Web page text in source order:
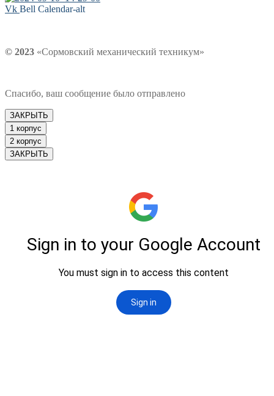
Vk Bell Calendar-alt
© 2023 «Сормовский механический техникум»
Спасибо, ваш сообщение было отправлено
ЗАКРЫТЬ
1 корпус
2 корпус
ЗАКРЫТЬ